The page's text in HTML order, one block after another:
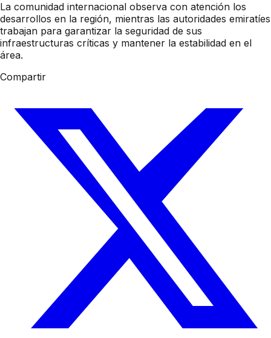
La comunidad internacional observa con atención los
desarrollos en la región, mientras las autoridades emiratíes
trabajan para garantizar la seguridad de sus
infraestructuras críticas y mantener la estabilidad en el
área.
Compartir